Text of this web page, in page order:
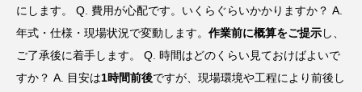
にします。 Q. 費用が心配です。いくらぐらいかかりますか？ A.
年式・仕様・現場状況で変動します。 作業前に概算をご提示し、
ご了承後に着手します。 Q. 時間はどのくらい見ておけばよいで
すか？ A. 目安は1時間前後ですが、現場環境や工程により前後し